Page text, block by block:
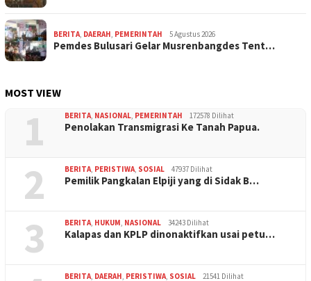
BERITA, DAERAH, PEMERINTAH 5 Agustus 2026
Pemdes Bulusari Gelar Musrenbangdes Tent…
MOST VIEW
1 BERITA, NASIONAL, PEMERINTAH 172578 Dilihat
Penolakan Transmigrasi Ke Tanah Papua.
2 BERITA, PERISTIWA, SOSIAL 47937 Dilihat
Pemilik Pangkalan Elpiji yang di Sidak B…
3 BERITA, HUKUM, NASIONAL 34243 Dilihat
Kalapas dan KPLP dinonaktifkan usai petu…
BERITA, DAERAH, PERISTIWA, SOSIAL 21541 Dilihat